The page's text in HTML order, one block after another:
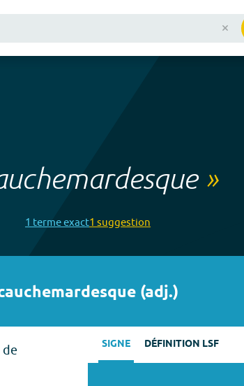
»
1 termeexact1 suggestion
(adj.)
de
SIGNE DÉFINITION LSF